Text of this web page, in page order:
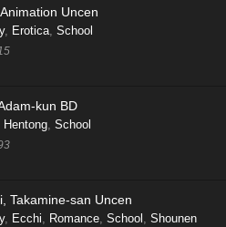
Uncen
, Erotica, School
kun BD
Hentong, School
Takamine-san Uncen
, Ecchi, Romance, School , Shounen